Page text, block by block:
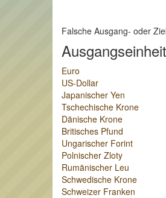
Falsche Ausgang- oder
Euro
US-Dollar
Japanischer Yen
Tschechische Krone
Dänische Krone
Britisches Pfund
Ungarischer Forint
Polnischer Zloty
Rumänischer Leu
Schwedische Krone
Schweizer Franken